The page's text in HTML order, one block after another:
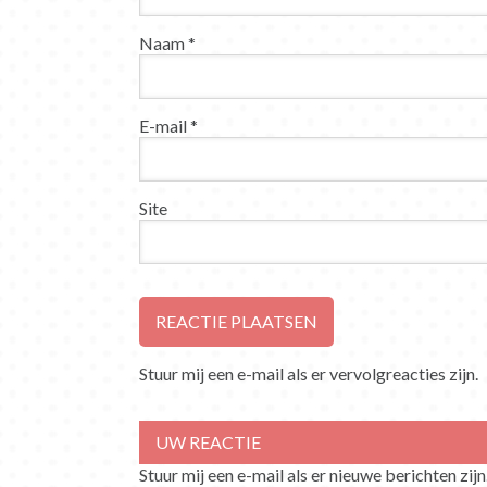
Naam*
E-mail*
Site
Stuur mij een e-mail als er vervolgreacties zijn.
Stuur mij een e-mail als er nieuwe berichten